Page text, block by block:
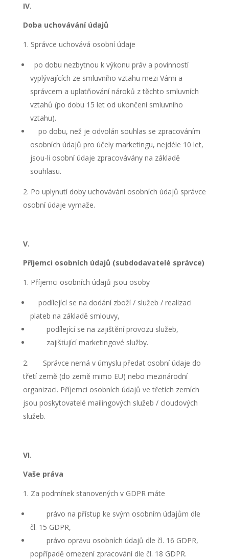
IV.
Doba uchovávání údajů
Správce uchovává osobní údaje
po dobu nezbytnou k výkonu práv a povinností
vyplývajících ze smluvního vztahu mezi Vámi a
správcem a uplatňování nároků z těchto smluvních
vztahů (po dobu 15 let od ukončení smluvního
vztahu).
po dobu, než je odvolán souhlas se zpracováním
osobních údajů pro účely marketingu, nejdéle 10 let,
jsou-li osobní údaje zpracovávány na základě
souhlasu.
Po uplynutí doby uchovávání osobních údajů správce
osobní údaje vymaže.
V.
Příjemci osobních údajů (subdodavatelé správce)
Příjemci osobních údajů jsou osoby
podílející se na dodání zboží / služeb / realizaci
plateb na základě smlouvy,
podílející se na zajištění provozu služeb,
zajišťující marketingové služby.
Správce nemá v úmyslu předat osobní údaje do
třetí země (do země mimo EU) nebo mezinárodní
organizaci. Příjemci osobních údajů ve třetích zemích
jsou poskytovatelé mailingových služeb / cloudových
služeb.
VI.
Vaše práva
Za podmínek stanovených v GDPR máte
právo na přístup ke svým osobním údajům dle
čl. 15 GDPR,
právo opravu osobních údajů dle čl. 16 GDPR,
popřípadě omezení zpracování dle čl. 18 GDPR.